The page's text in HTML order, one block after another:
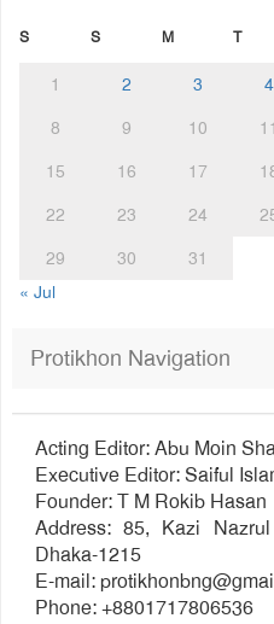
S S M T
1 2 3 4
8
9 10 11
15
16 17
22
23 24
29
30
31
« Jul
Protikhon Navigation
Acting Editor: Abu Moin
Executive Editor: Saiful
Founder: T M Rokib Hasan
Address: 85, Kazi
Dhaka-1215
E-mail:
Phone: +8801717806536